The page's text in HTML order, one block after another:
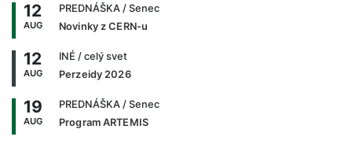
12
AUG
PREDNÁŠKA / Senec
Novinky z CERN-u
12
AUG
INÉ / celý svet
Perzeidy 2026
19
AUG
PREDNÁŠKA / Senec
Program ARTEMIS